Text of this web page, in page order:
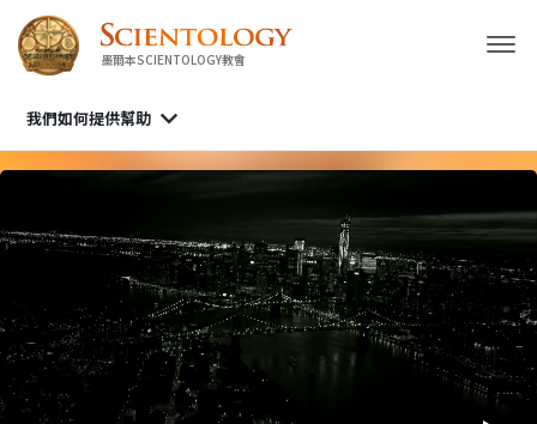
墨爾本SCIENTOLOGY教會
我們如何提供幫助